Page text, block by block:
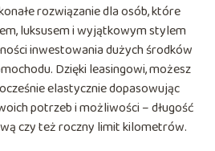
rozwiązanie dla osób, które
luksusem i wyjątkowym stylem
inwestowania dużych środków
Dzięki leasingowi, możesz
elastycznie dopasowując
potrzeb i możliwości – długość
czy też roczny limit kilometrów.